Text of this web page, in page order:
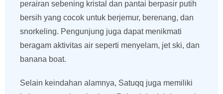
perairan sebening kristal dan pantai berpasir putih
bersih yang cocok untuk berjemur, berenang, dan
snorkeling. Pengunjung juga dapat menikmati
beragam aktivitas air seperti menyelam, jet ski, dan
banana boat.
Selain keindahan alamnya, Satuqq juga memiliki